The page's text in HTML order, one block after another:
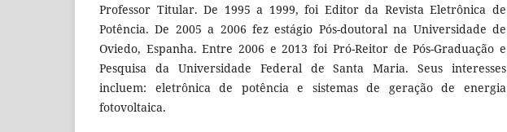
Professor Titular. De 1995 a 1999, foi Editor da Revista Eletrônica de
Potência. De 2005 a 2006 fez estágio Pós-doutoral na Universidade de
Oviedo, Espanha. Entre 2006 e 2013 foi Pró-Reitor de Pós-Graduação e
Pesquisa da Universidade Federal de Santa Maria. Seus interesses
incluem: eletrônica de potência e sistemas de geração de energia
fotovoltaica.